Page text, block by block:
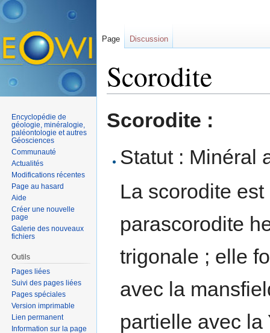
Scorodite
Scorodite :
Statut : Minéral
La scorodite est
parascorodite
trigonale ; elle
avec la
partielle avec la
Page Discussion
Encyclopédie de
géologie, minéralogie,
paléontologie et autres
Géosciences
Communauté
Actualités
Modifications récentes
Page au hasard
Aide
Créer une nouvelle
page
Galerie des nouveaux
fichiers
Outils
Pages liées
Suivi des pages liées
Pages spéciales
Version imprimable
Lien permanent
Information sur la page